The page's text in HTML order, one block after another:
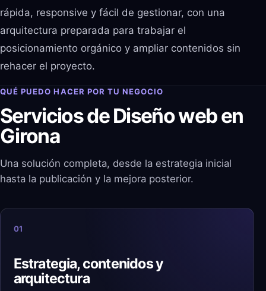
rápida, responsive y fácil de gestionar, con una
arquitectura preparada para trabajar el
posicionamiento orgánico y ampliar contenidos sin
rehacer el proyecto.
QUÉ PUEDO HACER POR TU NEGOCIO
Servicios de Diseño web en
Girona
Una solución completa, desde la estrategia inicial
hasta la publicación y la mejora posterior.
01
Estrategia, contenidos y
arquitectura